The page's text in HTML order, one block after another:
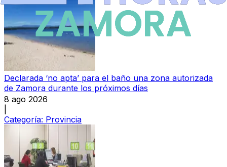
Declarada ‘no apta’ para el baño una zona autorizada
de Zamora durante los próximos días
8 ago 2026
Categoría: Provincia